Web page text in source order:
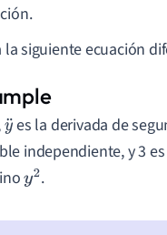
la siguiente ecuación
y
¨
es la derivada de
independiente, y 3
y2.